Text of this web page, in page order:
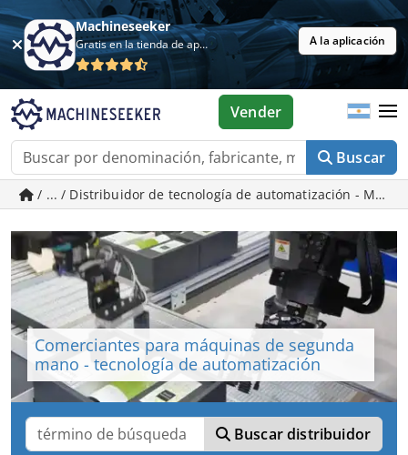
Machineseeker
Gratis en la tienda de aplicaciones A la aplicación
Buscar
Vender
/ ... / Distribuidor de tecnología de automatización -
Comerciantes para máquinas de segunda
mano - tecnología de automatización
Buscar distribuidor